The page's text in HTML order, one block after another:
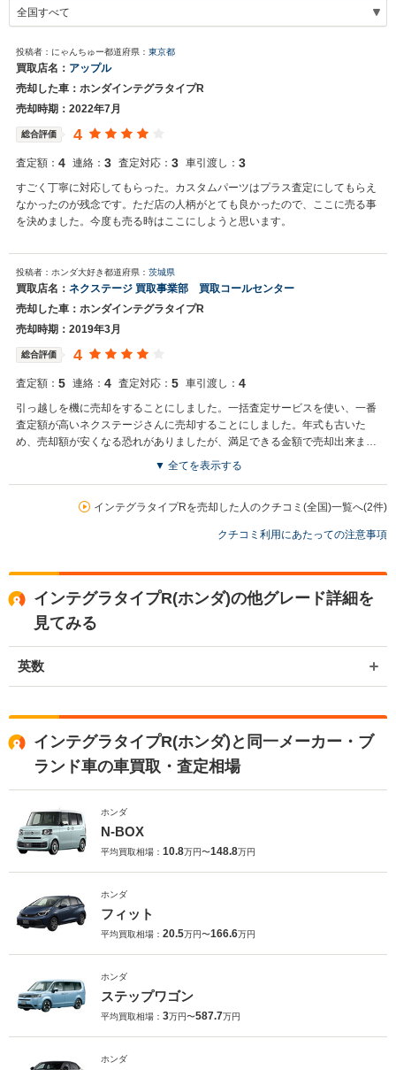
投稿者：にゃんちゅー都道府県： 東京都
買取店名： アップル
売却した車：ホンダインテグラタイプR
売却時期：2022年7月
総合評価 4
査定額： 4 連絡： 3 査定対応： 3 車引渡し： 3
すごく丁寧に対応してもらった。カスタムパーツはプラス査定にしてもらえ
なかったのが残念です。ただ店の人柄がとても良かったので、ここに売る事
を決めました。今度も売る時はここにしようと思います。
投稿者：ホンダ大好き都道府県： 茨城県
買取店名： ネクステージ 買取事業部 買取コールセンター
売却した車：ホンダインテグラタイプR
売却時期：2019年3月
総合評価 4
査定額： 5 連絡： 4 査定対応： 5 車引渡し： 4
引っ越しを機に売却をすることにしました。一括査定サービスを使い、一番
査定額が高いネクステージさんに売却することにしました。年式も古いた
め、売却額が安くなる恐れがありましたが、満足できる金額で売却出来まし
買取店からの返信
お世話になっております。 株式会社ネクステージでございます。 この
カーの他にもミニバンやSUV、軽自動車などの各種専門店を展開して
いるため、また機会がございましたら是非お力添えできれば幸いでご
ざいます。 今後とも宜しくお願い申し上げます。
▼ 全てを表示する
インテグラタイプRを売却した人のクチコミ(全国)一覧へ(2件)
クチコミ利用にあたっての注意事項
インテグラタイプR(ホンダ)の他グレード詳細を
見てみる
英数
インテグラタイプR(ホンダ)と同一メーカー・ブ
ランド車の車買取・査定相場
ホンダ
N-BOX
平均買取相場： 10.8万円〜148.8万円
ホンダ
フィット
平均買取相場： 20.5万円〜166.6万円
ホンダ
ステップワゴン
平均買取相場： 3万円〜587.7万円
ホンダ